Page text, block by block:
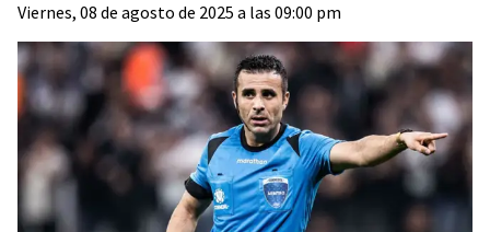
Viernes, 08 de agosto de 2025 a las 09:00 pm